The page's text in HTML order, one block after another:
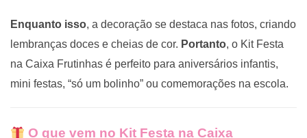
Enquanto isso, a decoração se destaca nas fotos, criando
lembranças doces e cheias de cor. Portanto, o Kit Festa
na Caixa Frutinhas é perfeito para aniversários infantis,
mini festas, “só um bolinho” ou comemorações na escola.
O que vem no Kit Festa na Caixa